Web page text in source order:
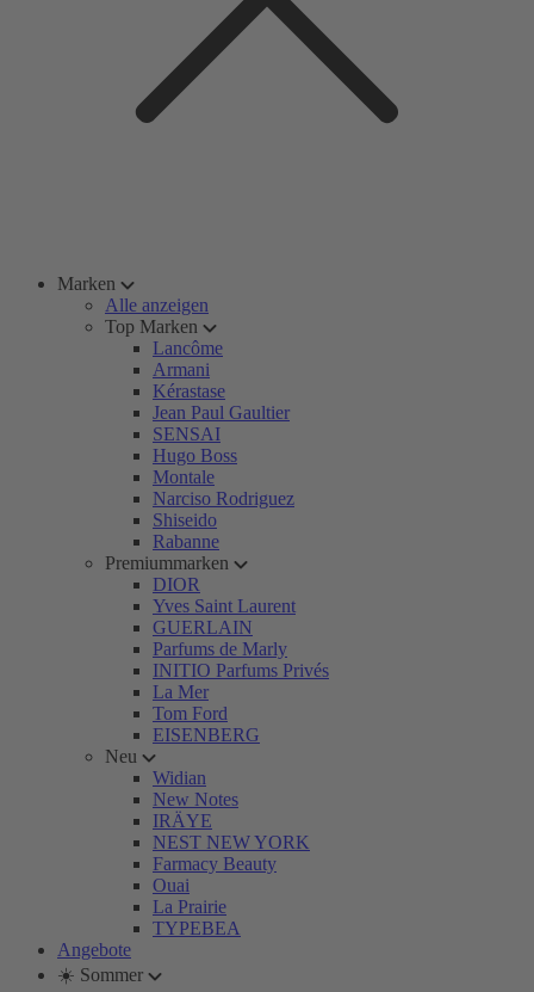
Marken
Alle anzeigen
Top Marken
Lancôme
Armani
Kérastase
Jean Paul Gaultier
SENSAI
Hugo Boss
Montale
Narciso Rodriguez
Shiseido
Rabanne
Premiummarken
DIOR
Yves Saint Laurent
GUERLAIN
Parfums de Marly
INITIO Parfums Privés
La Mer
Tom Ford
EISENBERG
Neu
Widian
New Notes
IRÄYE
NEST NEW YORK
Farmacy Beauty
Ouai
La Prairie
TYPEBEA
Angebote
☀️ Sommer